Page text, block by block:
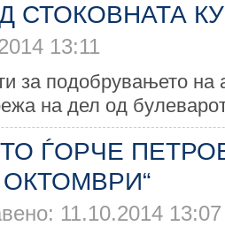
СТОКОВНАТА
13:11
за подобрувањето на
на дел од
ЃОРЧЕ
ОКТОМВРИ“
11.10.2014 13:07